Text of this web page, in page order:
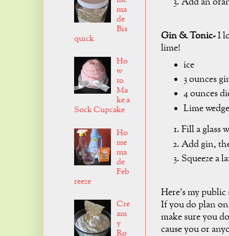
Gin & Tonic-I
lime!
ice
3 ounces
4 ounces
Lime
Fill a glass
Add gin,
Squeeze a
Here's my
If you do plan on
make sure you
cause you or
ma
de
Bis
quick
Ho
w
to
Ma
ke a
Sock Cupcake
Ho
me
ma
de
Feb
reeze
Cre
am
y
Ro